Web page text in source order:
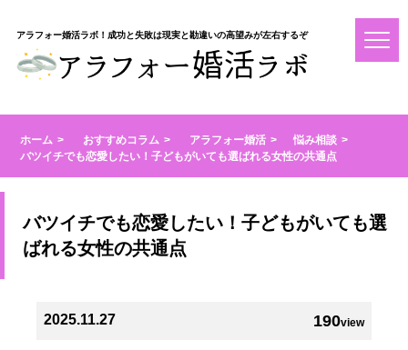
アラフォー婚活ラボ！成功と失敗は現実と勘違いの高望みが左右するぞ
ホーム おすすめコラム アラフォー婚活
悩み相談
バツイチでも恋愛したい！子どもがいても選ばれる女性の共通点
バツイチでも恋愛したい！子どもがいても選
ばれる女性の共通点
190view
2025.11.27